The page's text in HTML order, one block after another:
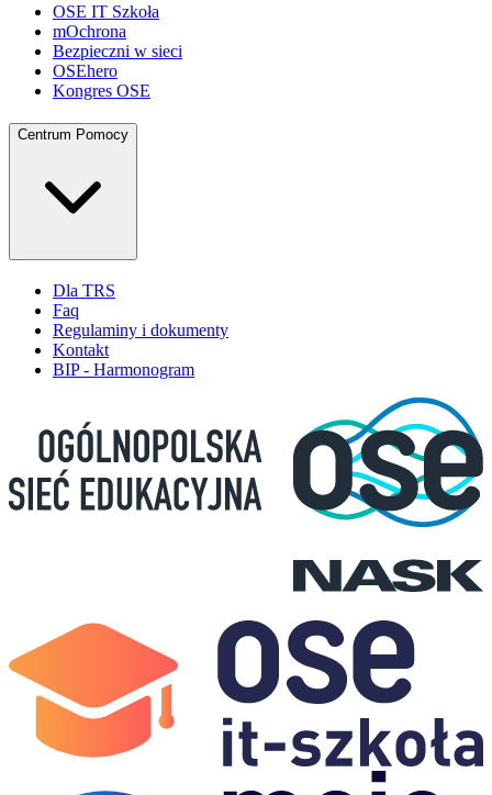
OSE IT Szkoła
mOchrona
Bezpieczni w sieci
OSEhero
Kongres OSE
Centrum Pomocy
Dla TRS
Faq
Regulaminy i dokumenty
Kontakt
BIP - Harmonogram